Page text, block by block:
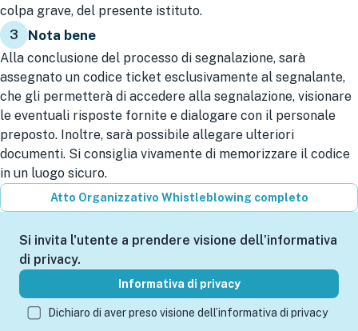
colpa grave, del presente istituto.
3
Nota bene
Alla conclusione del processo di segnalazione, sarà
assegnato un codice ticket esclusivamente al segnalante,
che gli permetterà di accedere alla segnalazione, visionare
le eventuali risposte fornite e dialogare con il personale
preposto. Inoltre, sarà possibile allegare ulteriori
documenti. Si consiglia vivamente di memorizzare il codice
in un luogo sicuro.
Atto Organizzativo Whistleblowing completo
Si invita l'utente a prendere visione dell’informativa
di privacy.
Informativa di privacy
Dichiaro di aver preso visione dell’informativa di privacy